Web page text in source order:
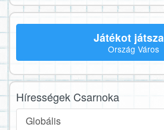
Játékot
Ország Város
Hírességek Csarnoka
Globális